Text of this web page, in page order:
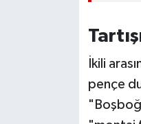
İkili
pençe